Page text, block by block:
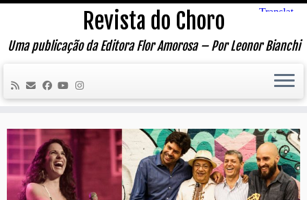
Skip
content
Revista do Choro
Uma publicação da Editora Flor Amorosa – Por Leonor Bianchi